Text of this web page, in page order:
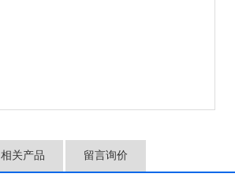
相关产品 留言询价